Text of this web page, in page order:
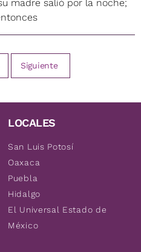
madre salió por la noche;
Siguiente
LOCALES
San Luis Potosí
Oaxaca
Puebla
Hidalgo
El Universal Estado de
México